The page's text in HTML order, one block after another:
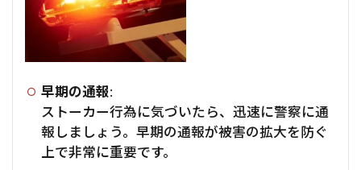
早期の通報:
ストーカー行為に気づいたら、迅速に警察に通
報しましょう。早期の通報が被害の拡大を防ぐ
上で非常に重要です。